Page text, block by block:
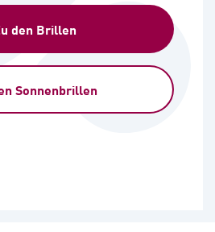
den Brillen
Sonnenbrillen